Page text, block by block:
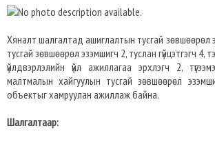
Хяналт шалгалтад ашиглалтын тусгай зөвшөөрөл
тусгай зөвшөөрөл эзэмшигч 2, туслан гүйцэтгэгч 4,
үйлдвэрлэлийн үйл ажиллагаа эрхлэгч 2,
малтмалын хайгуулын тусгай зөвшөөрөл
объектыг хамруулан ажиллаж байна.
Шалгалтаар: